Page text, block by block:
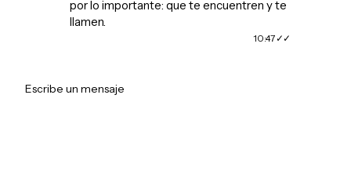
por lo importante: que te encuentren y te
llamen.
10:47
Escribe un mensaje